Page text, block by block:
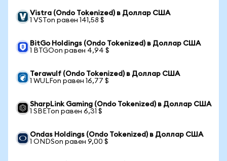
Vistra (Ondo Tokenized) в Доллар США
1 VSTon равен 141,58 $
BitGo Holdings (Ondo Tokenized) в Доллар США
1 BTGOon равен 4,94 $
Terawulf (Ondo Tokenized) в Доллар США
1 WULFon равен 16,77 $
SharpLink Gaming (Ondo Tokenized) в Доллар США
1 SBETon равен 6,31 $
Ondas Holdings (Ondo Tokenized) в Доллар США
1 ONDSon равен 9,00 $